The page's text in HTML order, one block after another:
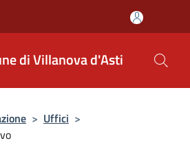
di Villanova d'Asti
> Uffici >